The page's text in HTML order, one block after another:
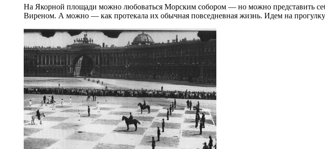
На Якорной площади можно любоваться Морским собором — но можно представить
Виреном. А можно — как протекала их обычная повседневная жизнь. Идем на прогулку